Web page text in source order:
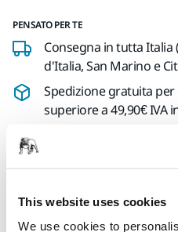
This website uses cookies
We use cookies to
PENSATO PER TE
Consegna in tutta Italia
d'Italia, San Marino e
Spedizione gratuita
superiore a 49,90€ IVA
it/supporto/reso-articoli